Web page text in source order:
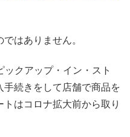
はありません。
クアップ・イン・スト
続きをして店舗で商品を
はコロナ拡大前から取り